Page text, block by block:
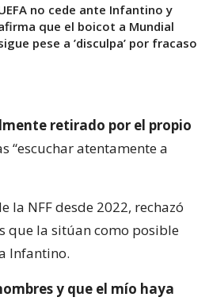
no cede ante Infantino y
que el boicot a Mundial
pese a ’disculpa’ por fracaso
retirado por el propio
“escuchar atentamente a
la NFF desde 2022, rechazó
que la sitúan como posible
Infantino.
y que el mío haya